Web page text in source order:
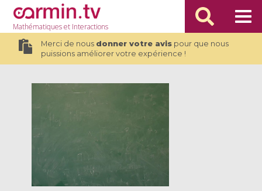
Mathématiqueset Interactions
Merci de nous donner votre avispour que nous
puissions améliorer votre expérience !